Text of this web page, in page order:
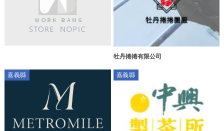
牡丹捲捲有限公司
嘉義縣 嘉義縣